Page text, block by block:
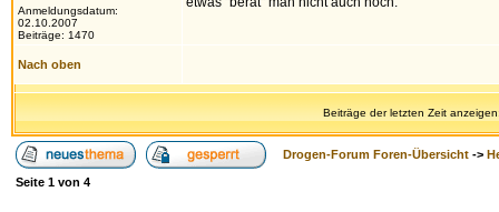
Anmeldungsdatum:
02.10.2007
Beiträge: 1470
Nach oben
Beiträge der letzten Zeit
Drogen-Forum Foren-Übersicht ->
Seite 1 von 4